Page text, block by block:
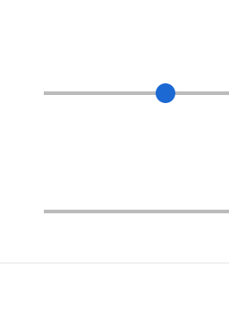
Anzahlung Schieberegler
Zielrate / Restbetrag